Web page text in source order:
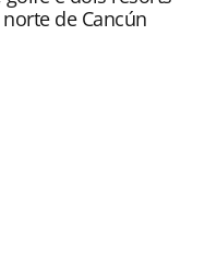
sobre direito autoral.
da PANROTAS
de Cancún